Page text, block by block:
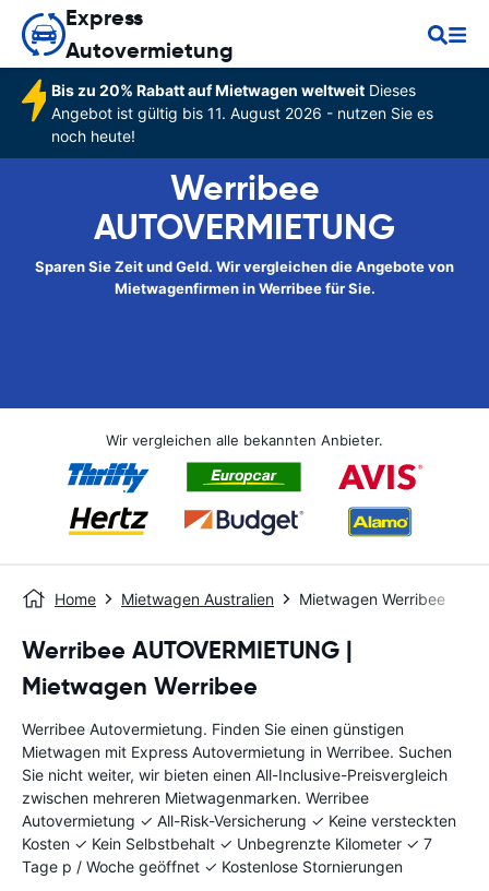
Express
Autovermietung
Bis zu 20% Rabatt auf Mietwagen weltweitDieses
Angebot ist gültig bis 11. August 2026 - nutzen Sie es
noch heute!
Werribee
AUTOVERMIETUNG
Sparen Sie Zeit und Geld. Wir vergleichen die Angebote von
Mietwagenfirmen in Werribee für Sie.
Wir vergleichen alle bekannten Anbieter.
Home Mietwagen Australien Mietwagen Werribee
Werribee AUTOVERMIETUNG |
Mietwagen Werribee
Werribee Autovermietung. Finden Sie einen günstigen
Mietwagen mit Express Autovermietung in Werribee. Suchen
Sie nicht weiter, wir bieten einen All-Inclusive-Preisvergleich
zwischen mehreren Mietwagenmarken. Werribee
Autovermietung ✓ All-Risk-Versicherung ✓ Keine versteckten
Kosten ✓ Kein Selbstbehalt ✓ Unbegrenzte Kilometer ✓ 7
Tage p / Woche geöffnet ✓ Kostenlose Stornierungen